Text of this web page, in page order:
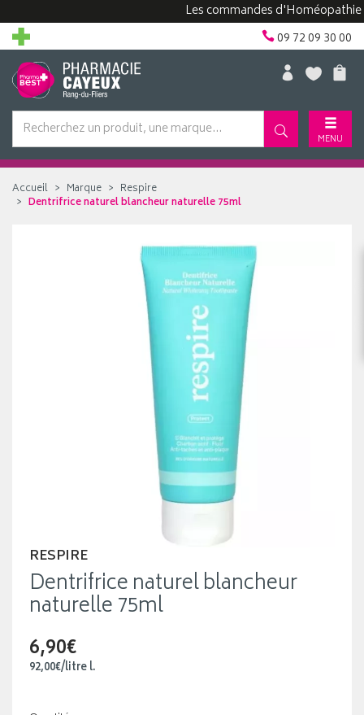
Les commandes d'Homéopathie
09 72 09 30 00
MENU
Accueil Marque
Respire
Dentrifrice naturel blancheur naturelle 75ml
RESPIRE
Dentrifrice naturel blancheur
naturelle 75ml
6,90€
92,00€/litrel.